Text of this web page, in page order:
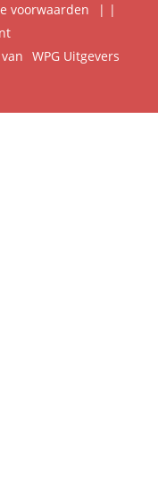
voorwaarden
|
WPG Uitgevers